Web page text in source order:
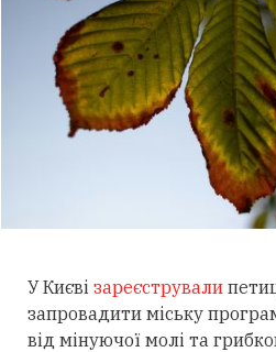
У Києві зареєстрували
запровадити міську
від мінуючої молі та